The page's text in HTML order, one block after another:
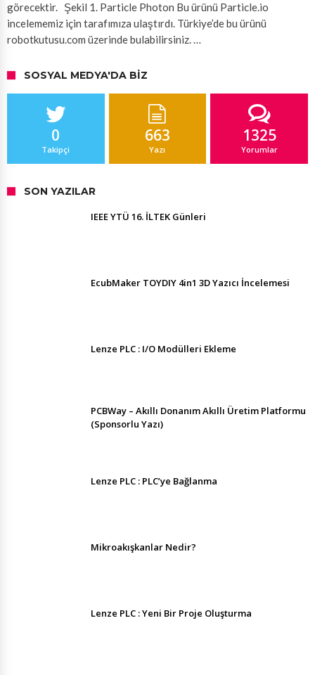
görecektir. Şekil 1. Particle Photon Bu ürünü Particle.io
incelememiz için tarafımıza ulaştırdı. Türkiye’de bu ürünü
robotkutusu.com üzerinde bulabilirsiniz. …
SOSYAL MEDYA'DA BIZ
0
Takipçi
663
Yazı
1325
Yorumlar
SON YAZILAR
IEEE YTÜ 16. İLTEK Günleri
EcubMaker TOYDIY 4in1 3D Yazıcı İncelemesi
Lenze PLC : I/O Modülleri Ekleme
PCBWay – Akıllı Donanım Akıllı Üretim Platformu
(Sponsorlu Yazı)
Lenze PLC : PLC’ye Bağlanma
Mikroakışkanlar Nedir?
Lenze PLC : Yeni Bir Proje Oluşturma